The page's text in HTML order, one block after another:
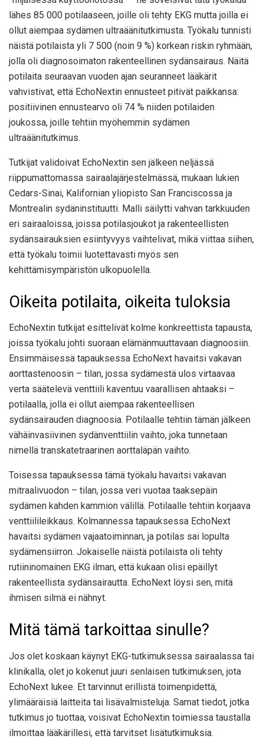
lähes 85 000 potilaaseen, joille oli tehty EKG mutta joilla ei
ollut aiempaa sydämen ultraäänitutkimusta. Työkalu tunnisti
näistä potilaista yli 7 500 (noin 9 %) korkean riskin ryhmään,
jolla oli diagnosoimaton rakenteellinen sydänsairaus. Näitä
potilaita seuraavan vuoden ajan seuranneet lääkärit
vahvistivat, että EchoNextin ennusteet pitivät paikkansa:
positiivinen ennustearvo oli 74 % niiden potilaiden
joukossa, joille tehtiin myöhemmin sydämen
ultraäänitutkimus.
Tutkijat validoivat EchoNextin sen jälkeen neljässä
riippumattomassa sairaalajärjestelmässä, mukaan lukien
Cedars-Sinai, Kalifornian yliopisto San Franciscossa ja
Montrealin sydäninstituutti. Malli säilytti vahvan tarkkuuden
eri sairaaloissa, joissa potilasjoukot ja rakenteellisten
sydänsairauksien esiintyvyys vaihtelivat, mikä viittaa siihen,
että työkalu toimii luotettavasti myös sen
kehittämisympäristön ulkopuolella.
Oikeita potilaita, oikeita tuloksia
EchoNextin tutkijat esittelivät kolme konkreettista tapausta,
joissa työkalu johti suoraan elämänmuuttavaan diagnoosiin.
Ensimmäisessä tapauksessa EchoNext havaitsi vakavan
aorttastenoosin – tilan, jossa sydämestä ulos virtaavaa
verta säätelevä venttiili kaventuu vaarallisen ahtaaksi –
potilaalla, jolla ei ollut aiempaa rakenteellisen
sydänsairauden diagnoosia. Potilaalle tehtiin tämän jälkeen
vähäinvasiivinen sydänventtiilin vaihto, joka tunnetaan
nimellä transkatetraarinen aorttaläpän vaihto.
Toisessa tapauksessa tämä työkalu havaitsi vakavan
mitraalivuodon – tilan, jossa veri vuotaa taaksepäin
sydämen kahden kammion välillä. Potilaalle tehtiin korjaava
venttiilileikkaus. Kolmannessa tapauksessa EchoNext
havaitsi sydämen vajaatoiminnan, ja potilas sai lopulta
sydämensiirron. Jokaiselle näistä potilaista oli tehty
rutiininomainen EKG ilman, että kukaan olisi epäillyt
rakenteellista sydänsairautta. EchoNext löysi sen, mitä
ihmisen silmä ei nähnyt.
Mitä tämä tarkoittaa sinulle?
Jos olet koskaan käynyt EKG-tutkimuksessa sairaalassa tai
klinikalla, olet jo kokenut juuri senlaisen tutkimuksen, jota
EchoNext lukee. Et tarvinnut erillistä toimenpidettä,
ylimääräisiä laitteita tai lisävalmisteluja. Samat tiedot, jotka
tutkimus jo tuottaa, voisivat EchoNextin toimiessa taustalla
ilmoittaa lääkärillesi, että tarvitset lisätutkimuksia.